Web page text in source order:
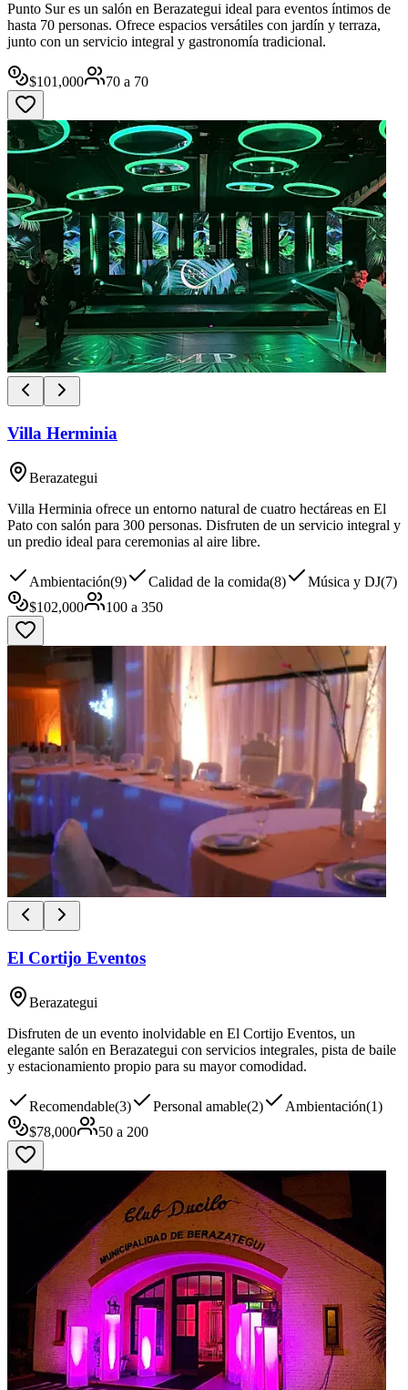
Punto Sur es un salón en Berazategui ideal para eventos íntimos de
hasta 70 personas. Ofrece espacios versátiles con jardín y terraza,
junto con un servicio integral y gastronomía tradicional.
$101,000 70 a 70
Villa Herminia
Berazategui
Villa Herminia ofrece un entorno natural de cuatro hectáreas en El
Pato con salón para 300 personas. Disfruten de un servicio integral y
un predio ideal para ceremonias al aire libre.
Ambientación(9) Calidad de la comida(8) Música y DJ(7)
$102,000 100 a 350
El Cortijo Eventos
Berazategui
Disfruten de un evento inolvidable en El Cortijo Eventos, un
elegante salón en Berazategui con servicios integrales, pista de baile
y estacionamiento propio para su mayor comodidad.
Recomendable(3) Personal amable(2) Ambientación(1)
$78,000 50 a 200